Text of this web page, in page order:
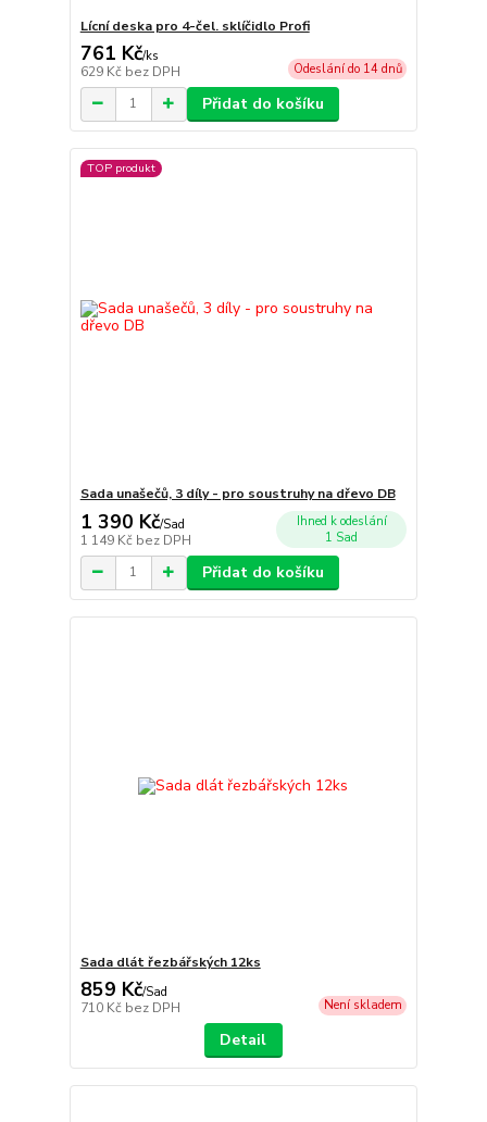
Lícní deska pro 4-čel. sklíčidlo Profi
761 Kč/ks
629 Kč bez DPH Odeslání do 14 dnů
Přidat do košíku
TOP produkt
Sada unašečů, 3 díly - pro soustruhy na dřevo DB
1 390 Kč/Sad
1 149 Kč bez DPH
Ihned k odeslání
1 Sad
Přidat do košíku
Sada dlát řezbářských 12ks
859 Kč/Sad
710 Kč bez DPH Není skladem
Detail